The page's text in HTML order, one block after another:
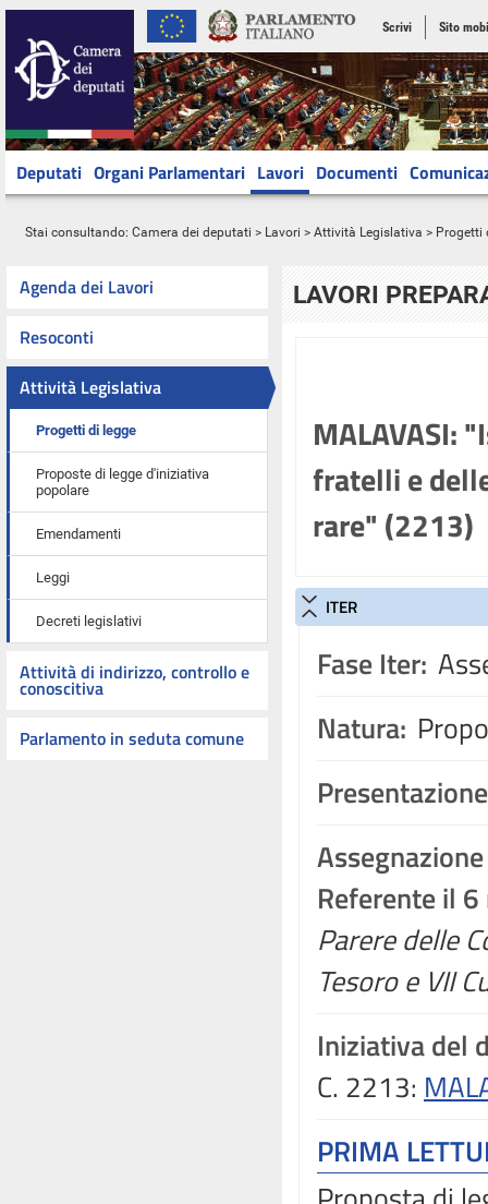
Scrivi Sito
Deputati Organi Parlamentari Lavori Documenti
Stai consultando: Camera dei deputati > Lavori > Attività Legislativa > Progetti
Agenda dei Lavori
Resoconti
Attività Legislativa
Progetti di legge
Proposte di legge d'iniziativa
popolare
Emendamenti
Leggi
Decreti legislativi
Attività di indirizzo, controllo e
conoscitiva
Parlamento in seduta comune
LAVORI
MALAVASI:
fratelli e
rare" (2213)
ITER
Fase Iter:
Natura:
Assegnazione
Referente il
Parere delle
Tesoro e VII
Iniziativa del
C. 2213:
PRIMA